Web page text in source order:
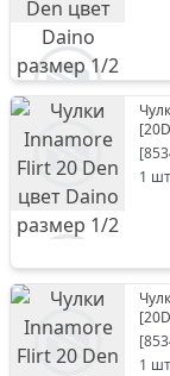
[
[
1
[
[
1